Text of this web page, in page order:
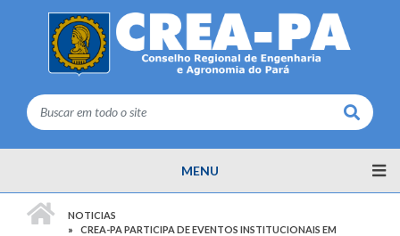
Buscar
MENU
NOTICIAS
CREA-PA PARTICIPA DE EVENTOS INSTITUCIONAIS EM